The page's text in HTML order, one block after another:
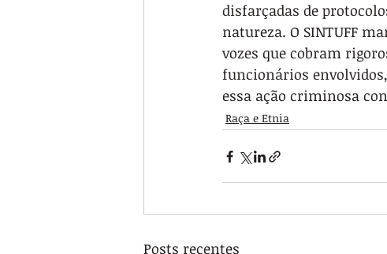
disfarçadas de
natureza. O SINTUFF
vozes que cobram
funcionários
essa ação criminosa
Raça e Etnia
Posts recentes